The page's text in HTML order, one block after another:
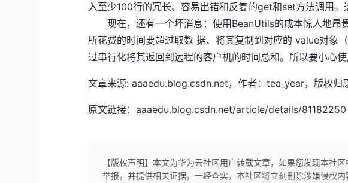
入至少100行的冗长、容易出错和反复的get和set方法调用。
现在，还有一个坏消息：使用BeanUtils的成本惊人地昂
所花费的时间要超过取数 据、将其复制到对应的 value对象
过串行化将其返回到远程的客户机的时间总和。所以要小心使
文章来源: aaaedu.blog.csdn.net，作者：tea_year，版权归
原文链接：aaaedu.blog.csdn.net/article/details/81182250
【版权声明】本文为华为云社区用户转载文章，如果您发现本社
举报，并提供相关证据，一经查实，本社区将立刻删除涉嫌侵权内